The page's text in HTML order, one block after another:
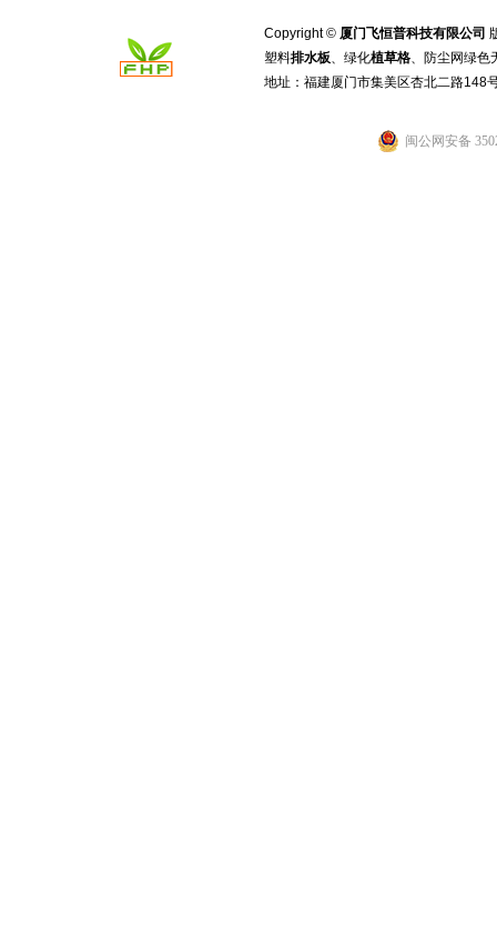
Copyright © 厦门飞恒普科技有限公司
塑料排水板、绿化植草格、防尘网绿色
地址：福建厦门市集美区杏北二路148
闽公网安备